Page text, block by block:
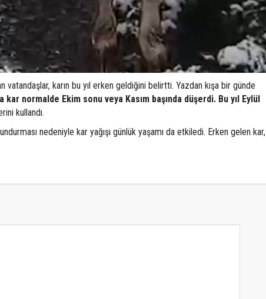
vatandaşlar, karın bu yıl erken geldiğini belirtti. Yazdan kışa bir günde
kar normalde Ekim sonu veya Kasım başında düşerdi. Bu yıl Eylül
kullandı.
nedeniyle kar yağışı günlük yaşamı da etkiledi. Erken gelen kar,